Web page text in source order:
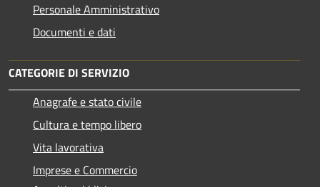
Personale Amministrativo
Documenti e dati
CATEGORIE DI SERVIZIO
Anagrafe e stato civile
Cultura e tempo libero
Vita lavorativa
Imprese e Commercio